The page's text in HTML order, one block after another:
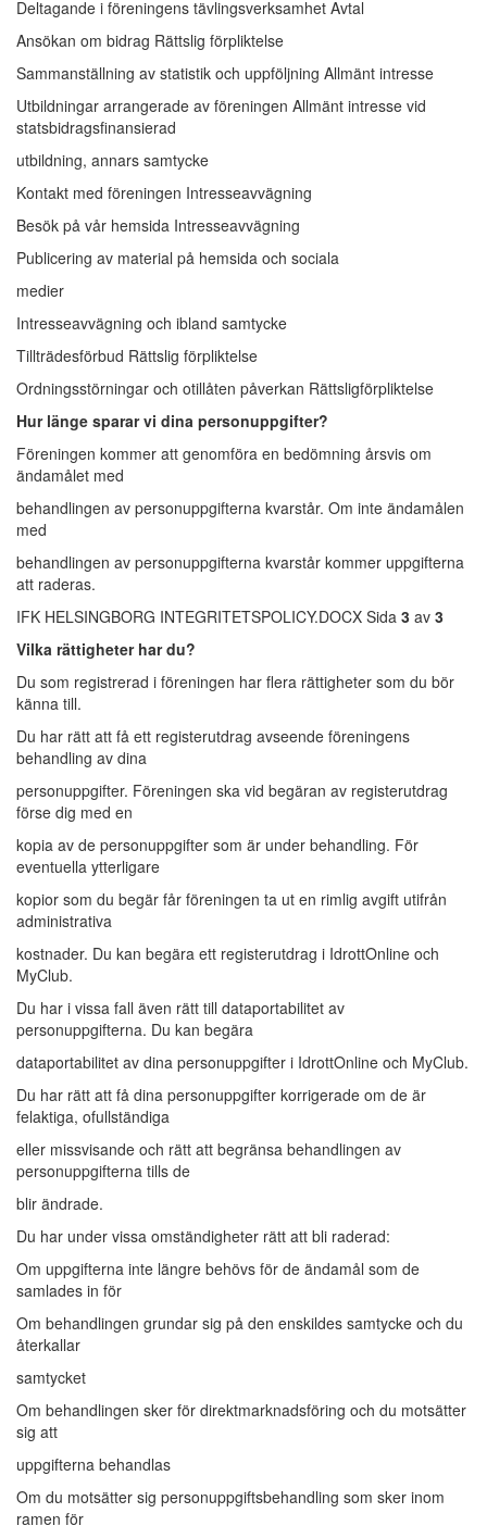
Deltagande i föreningens tävlingsverksamhet Avtal
Ansökan om bidrag Rättslig förpliktelse
Sammanställning av statistik och uppföljning Allmänt intresse
Utbildningar arrangerade av föreningen Allmänt intresse vid
statsbidragsfinansierad
utbildning, annars samtycke
Kontakt med föreningen Intresseavvägning
Besök på vår hemsida Intresseavvägning
Publicering av material på hemsida och sociala
medier
Intresseavvägning och ibland samtycke
Tillträdesförbud Rättslig förpliktelse
Ordningsstörningar och otillåten påverkan Rättsligförpliktelse
Hur länge sparar vi dina personuppgifter?
Föreningen kommer att genomföra en bedömning årsvis om
ändamålet med
behandlingen av personuppgifterna kvarstår. Om inte ändamålen
med
behandlingen av personuppgifterna kvarstår kommer uppgifterna
att raderas.
IFK HELSINGBORG INTEGRITETSPOLICY.DOCX Sida 3 av 3
Vilka rättigheter har du?
Du som registrerad i föreningen har flera rättigheter som du bör
känna till.
Du har rätt att få ett registerutdrag avseende föreningens
behandling av dina
personuppgifter. Föreningen ska vid begäran av registerutdrag
förse dig med en
kopia av de personuppgifter som är under behandling. För
eventuella ytterligare
kopior som du begär får föreningen ta ut en rimlig avgift utifrån
administrativa
kostnader. Du kan begära ett registerutdrag i IdrottOnline och
MyClub.
Du har i vissa fall även rätt till dataportabilitet av
personuppgifterna. Du kan begära
dataportabilitet av dina personuppgifter i IdrottOnline och MyClub.
Du har rätt att få dina personuppgifter korrigerade om de är
felaktiga, ofullständiga
eller missvisande och rätt att begränsa behandlingen av
personuppgifterna tills de
blir ändrade.
Du har under vissa omständigheter rätt att bli raderad:
Om uppgifterna inte längre behövs för de ändamål som de
samlades in för
Om behandlingen grundar sig på den enskildes samtycke och du
återkallar
samtycket
Om behandlingen sker för direktmarknadsföring och du motsätter
sig att
uppgifterna behandlas
Om du motsätter sig personuppgiftsbehandling som sker inom
ramen för